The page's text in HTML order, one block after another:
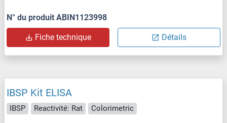
N° du produit ABIN1123998
Fiche technique Détails
IBSP Kit ELISA
IBSP Reactivité: Rat Colorimetric